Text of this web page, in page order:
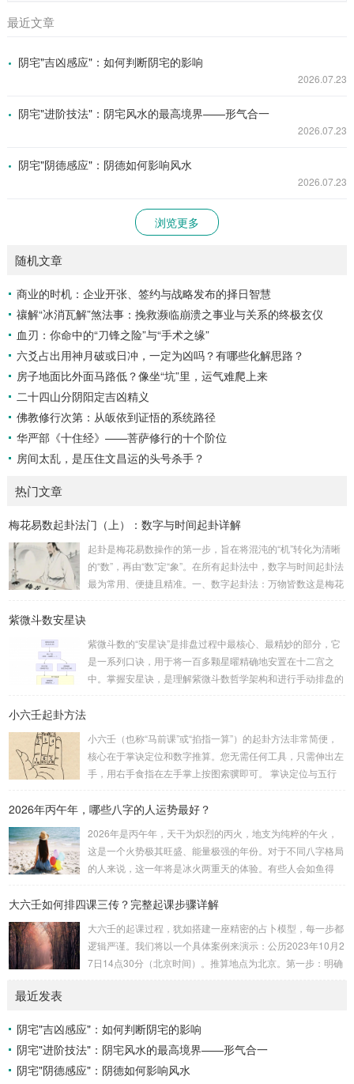
最近文章
阴宅"吉凶感应"：如何判断阴宅的影响
2026.07.23
阴宅"进阶技法"：阴宅风水的最高境界——形气合一
2026.07.23
阴宅"阴德感应"：阴德如何影响风水
2026.07.23
浏览更多
随机文章
商业的时机：企业开张、签约与战略发布的择日智慧
禳解“冰消瓦解”煞法事：挽救濒临崩溃之事业与关系的终极玄仪
血刃：你命中的“刀锋之险”与“手术之缘”
六爻占出用神月破或日冲，一定为凶吗？有哪些化解思路？
房子地面比外面马路低？像坐“坑”里，运气难爬上来
二十四山分阴阳定吉凶精义
佛教修行次第：从皈依到证悟的系统路径
华严部《十住经》——菩萨修行的十个阶位
房间太乱，是压住文昌运的头号杀手？
热门文章
梅花易数起卦法门（上）：数字与时间起卦详解
起卦是梅花易数操作的第一步，旨在将混沌的“机”转化为清晰
的“数”，再由“数”定“象”。在所有起卦法中，数字与时间起卦法
最为常用、便捷且精准。一、数字起卦法：万物皆数这是梅花
卦。如果数字是偶数位，则前后平分；如果是奇数位，则前部
分比后部分少一位。例如，数字 256：前一位 2 为上卦后两
位...
紫微斗数安星诀
紫微斗数的“安星诀”是排盘过程中最核心、最精妙的部分，它
是一系列口诀，用于将一百多颗星曜精确地安置在十二宫之
中。掌握安星诀，是理解紫微斗数哲学架构和进行手动排盘的
赖关系，可以清晰地通过下图展现：二、 核心安星诀详解1.
安紫微星诀（定帝星）这是所有安星的第一步，至关重要。口
诀：紫微天机星逆行，隔一阳武天同行，...
小六壬起卦方法
小六壬（也称“马前课”或“掐指一算”）的起卦方法非常简便，
核心在于掌诀定位和数字推算。您无需任何工具，只需伸出左
手，用右手食指在左手掌上按图索骥即可。 掌诀定位与五行
吉。留连：位于食指指尖，属水，玄武，主数2、7、8，凶。
口：位于无名指指尖，属金，白虎，主数4、1、2，凶。小
吉：位于无名指根部，属木，六合，主数5、3、8，吉。空
亡：位于中指根部，属土，勾陈，...
2026年丙午年，哪些八字的人运势最好？
2026年是丙午年，天干为炽烈的丙火，地支为纯粹的午火，
这是一个火势极其旺盛、能量极强的年份。对于不同八字格局
的人来说，这一年将是冰火两重天的体验。有些人会如鱼得
理：吉凶在于平衡与需求八字讲究五行平衡与“喜用神”。喜用
26年丙午，是火力全开的一年。因此：八字命局中“喜火”、“用
火”的人，等于得到了天地最强能量的帮助，犹如天降神助，
运势自然一飞冲天。八字命局中“忌火”的人...
大六壬如何排四课三传？完整起课步骤详解
大六壬的起课过程，犹如搭建一座精密的占卜模型，每一步都
逻辑严谨。我们将以一个具体案例来演示：公历2023年10月2
7日14点30分（北京时间）。推算地点为北京。第一步：明确
你需要：一张空白的天地盘（内含十二地支）、月将、当天日
干日支。第二步：核心步骤——排四课四课是“三传”之母，此
步必须精准。1. 定月将（布“天盘”的...
最近发表
阴宅"吉凶感应"：如何判断阴宅的影响
阴宅"进阶技法"：阴宅风水的最高境界——形气合一
阴宅"阴德感应"：阴德如何影响风水